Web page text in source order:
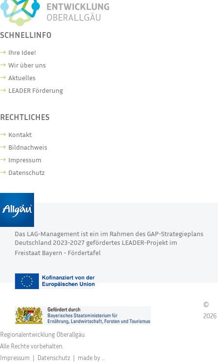
SCHNELLINFO
Ihre Idee!
Wir über uns
Aktuelles
LEADER Förderung
RECHTLICHES
Kontakt
Bildnachweis
Impressum
Datenschutz
Das LAG-Management ist ein im Rahmen des GAP-Strategieplans
Deutschland 2023-2027 gefördertes LEADER-Projekt im
Freistaat Bayern - Fördertafel
©
2026
Regionalentwicklung Oberallgäu.
Alle Rechte vorbehalten.
Impressum | Datenschutz | made by ...